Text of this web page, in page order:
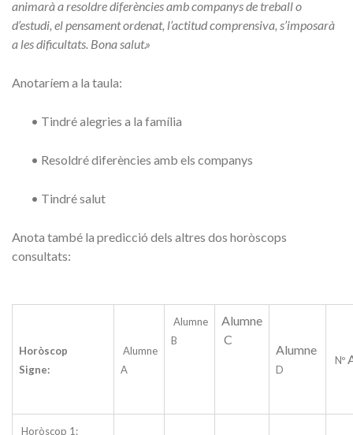
animarà a resoldre diferències amb companys de treball o
d’estudi, el pensament ordenat, l’actitud comprensiva, s’imposarà
a les dificultats. Bona salut.»
Anotaríem a la taula:
• Tindré alegries a la família
• Resoldré diferències amb els companys
• Tindré salut
Anota també la predicció dels altres dos horòscops
consultats:
Horòscop
Signe:
Alumne
A
Alumne
B
Alumne
C
Alumne
D
Nº
Horòscop 1: